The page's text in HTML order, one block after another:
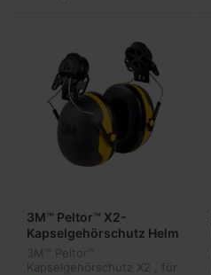
3M™ Peltor™ X2-
Kapselgehörschutz Helm
3M™ Peltor™
Kapselgehörschutz X2 , für